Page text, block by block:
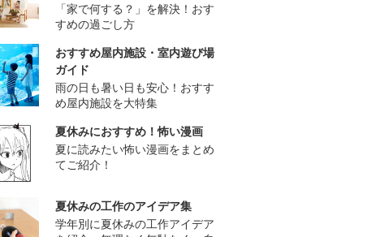
「家で何する？」を解決！おす
すめの過ごし方
おすすめ屋内施設・室内遊び場
ガイド
雨の日も暑い日も安心！おすす
め屋内施設を大特集
夏休みにおすすめ！怖い漫画
夏に読みたい怖い漫画をまとめ
てご紹介！
夏休みの工作のアイデア集
学年別に夏休みの工作アイデア